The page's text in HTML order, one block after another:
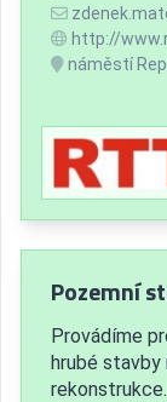
http://
náměstí
Pozemní
Provádíme
hrubé stavby